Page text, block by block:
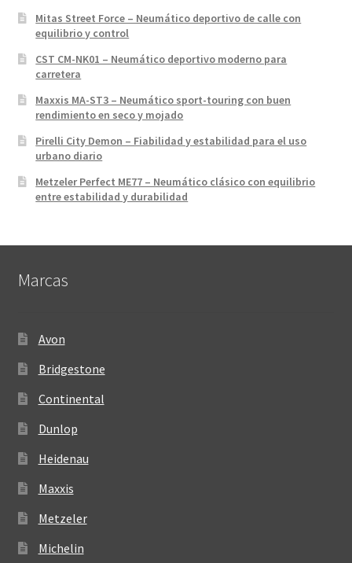
Mitas Street Force – Neumático deportivo de calle con
equilibrio y control
CST CM-NK01 – Neumático deportivo moderno para
carretera
Maxxis MA-ST3 – Neumático sport-touring con buen
rendimiento en seco y mojado
Pirelli City Demon – Fiabilidad y estabilidad para el uso
urbano diario
Metzeler Perfect ME77 – Neumático clásico con equilibrio
entre estabilidad y durabilidad
Marcas
Avon
Bridgestone
Continental
Dunlop
Heidenau
Maxxis
Metzeler
Michelin